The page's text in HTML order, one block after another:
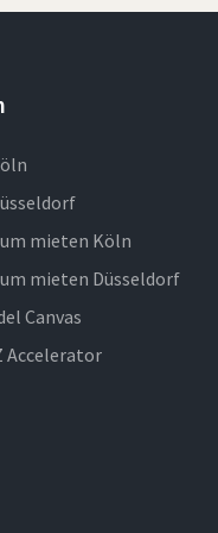
mieten Köln
mieten Düsseldorf
Canvas
Accelerator